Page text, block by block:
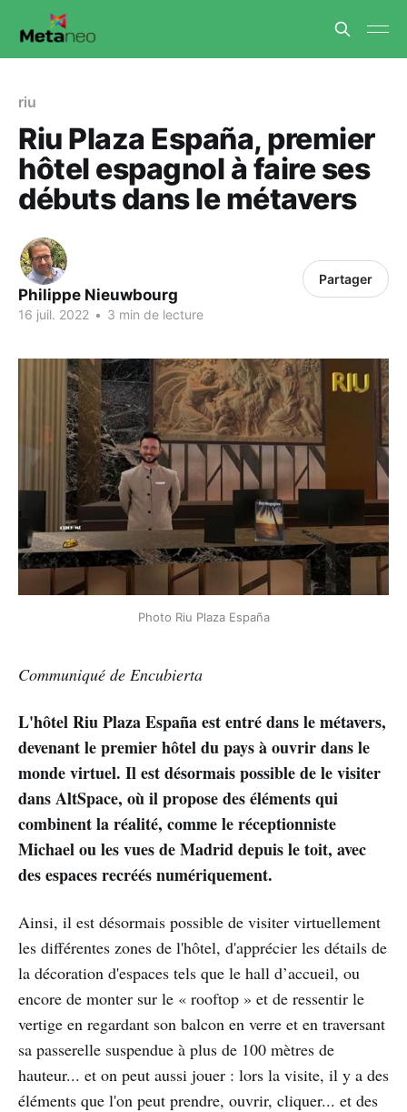
riu
Riu Plaza España, premier
hôtel espagnol à faire ses
débuts dans le métavers
Philippe Nieuwbourg
16 juil. 2022 • 3 min de lecture
Partager
Photo Riu Plaza España
Communiqué de Encubierta
L'hôtel Riu Plaza España est entré dans le métavers,
devenant le premier hôtel du pays à ouvrir dans le
monde virtuel. Il est désormais possible de le visiter
dans AltSpace, où il propose des éléments qui
combinent la réalité, comme le réceptionniste
Michael ou les vues de Madrid depuis le toit, avec
des espaces recréés numériquement.
Ainsi, il est désormais possible de visiter virtuellement
les différentes zones de l'hôtel, d'apprécier les détails de
la décoration d'espaces tels que le hall d’accueil, ou
encore de monter sur le « rooftop » et de ressentir le
vertige en regardant son balcon en verre et en traversant
sa passerelle suspendue à plus de 100 mètres de
hauteur... et on peut aussi jouer : lors la visite, il y a des
éléments que l'on peut prendre, ouvrir, cliquer... et des